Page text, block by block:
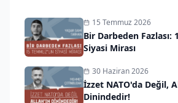
15 Temmuz 2026
Bir Darbeden Fazlası:
Siyasi Mirası
30 Haziran 2026
İzzet NATO'da Değil,
Dinindedir!